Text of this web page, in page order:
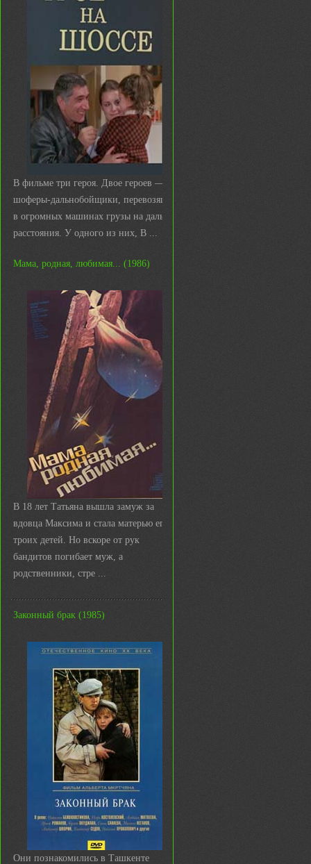
В фильме три героя. Двое героев —
шоферы-дальнобойщики, перевозящие
в огромных машинах грузы на дальние
расстояния. У одного из них, В ...
Мама, родная, любимая... (1986)
В 18 лет Татьяна вышла замуж за
вдовца Максима и стала матерью его
троих детей. Но вскоре от рук
бандитов погибает муж, а
родственники, стре ...
Законный брак (1985)
Они познакомились в Ташкенте